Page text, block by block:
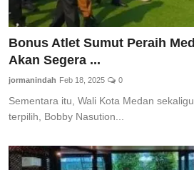
Bonus Atlet Sumut Peraih
Akan Segera ...
jormanindah Feb 18, 2025 0
Sementara itu, Wali Kota Medan
terpilih, Bobby Nasution...